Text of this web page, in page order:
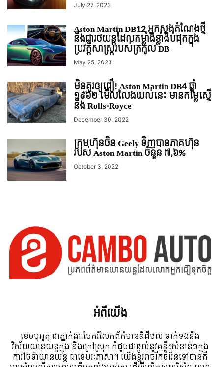
July 27, 2023
Aston Martin DB12 អ្នកស្នងតំណែងថ្មី
នឹងជារថយន្តដែលកម្លាំងខ្លាំងបំផុតក្នុង
ប្រវត្តិសាស្ត្ររបស់ត្រកូល DB
May 25, 2023
មិនគួរឲ្យជឿ! Aston Martin DB4 ឆ្នាំ
១៩៦២ មើលលែងយល់នេះ​ មានតម្លៃស្មើ
នឹង Rolls-Royce
December 30, 2022
ក្រុមហ៊ុនចិន Geely ទិញបានភាគហ៊ុន
របស់ Aston Martin ចំនួន ៧,៦%
October 3, 2022
អំពី​យើង
ខេមបូអូតូ ជាភ្នាក់ងារចែករំលែកព័ត៍មានឌីជីថល ទាក់ទងនឹង
វិស័យយានយន្តក្នុង និងក្រៅស្រុក ក៏ដូចជាផ្តល់នូវគន្លឹះសំខាន់ៗក្នុង
ការថែទំាយានយន្ត ជាខេមរៈភាសា។ យើងខ្ញុំអាចរីកចំរើនទៅបានគឺ